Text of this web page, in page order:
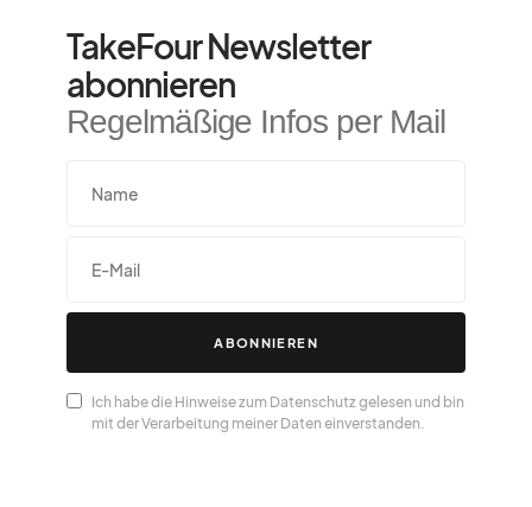
TakeFour Newsletter
abonnieren
Regelmäßige Infos per Mail
ABONNIEREN
Ich habe die Hinweise zum Datenschutz gelesen und bin
mit der Verarbeitung meiner Daten einverstanden.